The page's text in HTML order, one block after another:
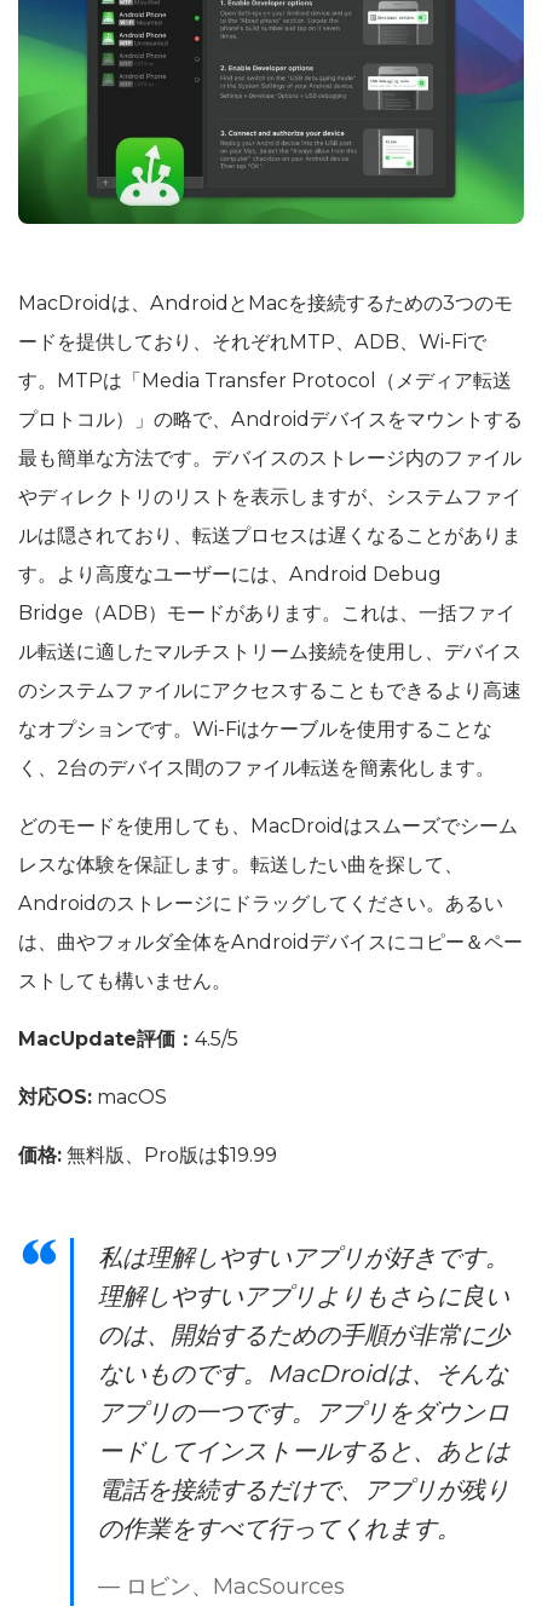
MacDroidは、AndroidとMacを接続するための3つのモ
ードを提供しており、それぞれMTP、ADB、Wi-Fiで
す。MTPは「Media Transfer Protocol（メディア転送
プロトコル）」の略で、Androidデバイスをマウントする
最も簡単な方法です。デバイスのストレージ内のファイル
やディレクトリのリストを表示しますが、システムファイ
ルは隠されており、転送プロセスは遅くなることがありま
す。より高度なユーザーには、Android Debug
Bridge（ADB）モードがあります。これは、一括ファイ
ル転送に適したマルチストリーム接続を使用し、デバイス
のシステムファイルにアクセスすることもできるより高速
なオプションです。Wi-Fiはケーブルを使用することな
く、2台のデバイス間のファイル転送を簡素化します。
どのモードを使用しても、MacDroidはスムーズでシーム
レスな体験を保証します。転送したい曲を探して、
Androidのストレージにドラッグしてください。あるい
は、曲やフォルダ全体をAndroidデバイスにコピー＆ペー
ストしても構いません。
MacUpdate評価： 4.5/5
対応OS: macOS
価格: 無料版、Pro版は$19.99
私は理解しやすいアプリが好きです。
理解しやすいアプリよりもさらに良い
のは、開始するための手順が非常に少
ないものです。MacDroidは、そんな
アプリの一つです。アプリをダウンロ
ードしてインストールすると、あとは
電話を接続するだけで、アプリが残り
の作業をすべて行ってくれます。
— ロビン、MacSources